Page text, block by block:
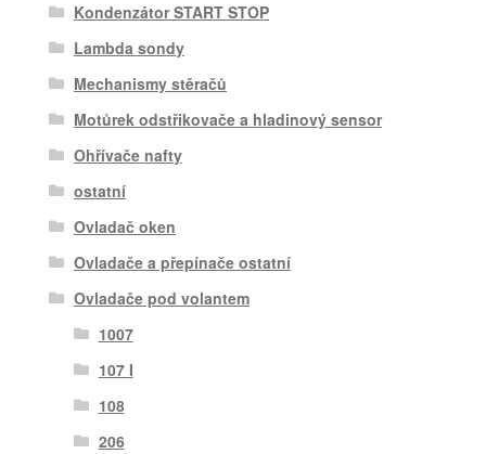
Kondenzátor START STOP
Lambda sondy
Mechanismy stěračů
Motůrek odstřikovače a hladinový sensor
Ohřívače nafty
ostatní
Ovladač oken
Ovladače a přepínače ostatní
Ovladače pod volantem
1007
107 I
108
206